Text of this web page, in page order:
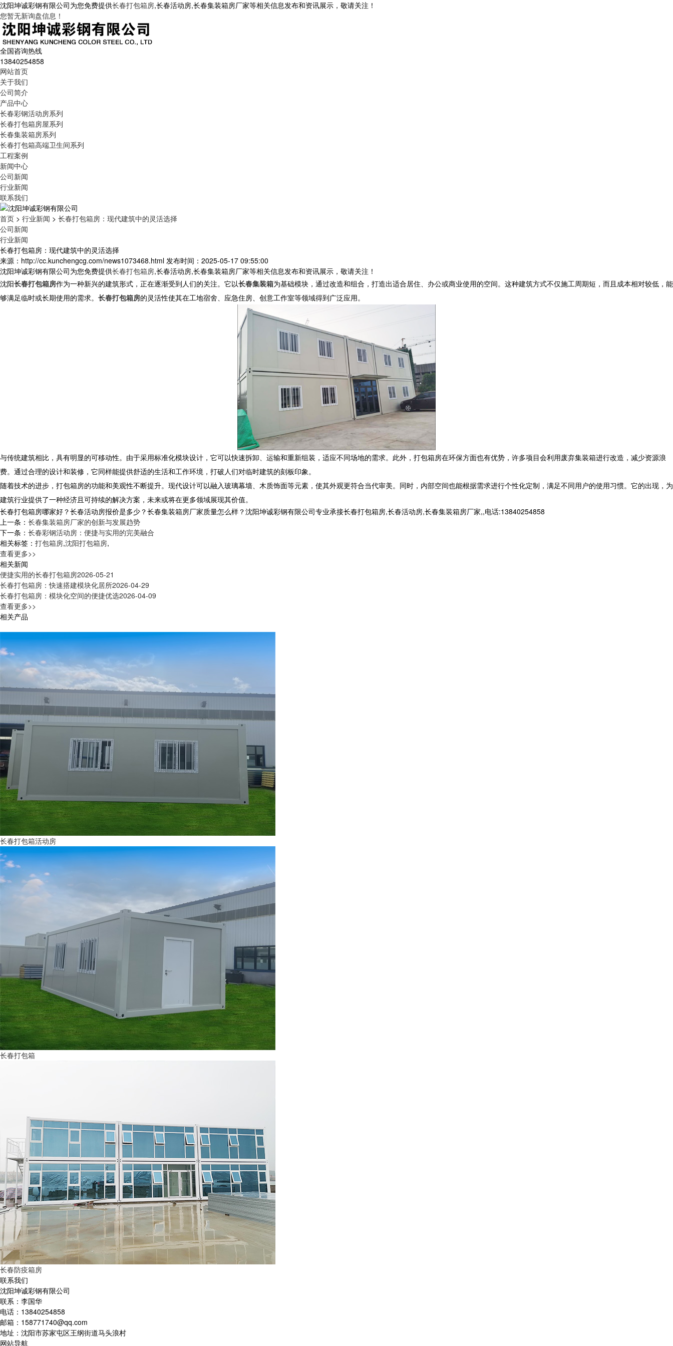
沈阳坤诚彩钢有限公司为您免费提供长春打包箱房,长春活动房,长春集装箱房厂家等相关信息发布和资讯展示，敬请关注！
您暂无新询盘信息！
全国咨询热线
13840254858
网站首页
关于我们
公司简介
产品中心
长春彩钢活动房系列
长春打包箱房屋系列
长春集装箱房系列
长春打包箱高端卫生间系列
工程案例
新闻中心
公司新闻
行业新闻
联系我们
首页 > 行业新闻 > 长春打包箱房：现代建筑中的灵活选择
公司新闻
行业新闻
长春打包箱房：现代建筑中的灵活选择
来源：http://cc.kunchengcg.com/news1073468.html 发布时间：2025-05-17 09:55:00
沈阳坤诚彩钢有限公司为您免费提供长春打包箱房,长春活动房,长春集装箱房厂家等相关信息发布和资讯展示，敬请关注！
沈阳长春打包箱房作为一种新兴的建筑形式，正在逐渐受到人们的关注。它以长春集装箱为基础模块，通过改造和组合，打造出适合居住、办公或商业使用的空间。这种建筑方式不仅施工周期短，而且成本相对较低，能
够满足临时或长期使用的需求。 长春打包箱房的灵活性使其在工地宿舍、应急住房、创意工作室等领域得到广泛应用。
与传统建筑相比，具有明显的可移动性。由于采用标准化模块设计，它可以快速拆卸、运输和重新组装，适应不同场地的需求。此外，打包箱房在环保方面也有优势，许多项目会利用废弃集装箱进行改造，减少资源浪
费。通过合理的设计和装修，它同样能提供舒适的生活和工作环境，打破人们对临时建筑的刻板印象。
随着技术的进步，打包箱房的功能和美观性不断提升。现代设计可以融入玻璃幕墙、木质饰面等元素，使其外观更符合当代审美。同时，内部空间也能根据需求进行个性化定制，满足不同用户的使用习惯。它的出现，为
建筑行业提供了一种经济且可持续的解决方案，未来或将在更多领域展现其价值。
长春打包箱房哪家好？长春活动房报价是多少？长春集装箱房厂家质量怎么样？沈阳坤诚彩钢有限公司专业承接长春打包箱房,长春活动房,长春集装箱房厂家,,电话:13840254858
上一条： 长春集装箱房厂家的创新与发展趋势
下一条： 长春彩钢活动房：便捷与实用的完美融合
相关标签： 打包箱房,沈阳打包箱房,
查看更多>>
相关新闻
便捷实用的长春打包箱房2026-05-21
长春打包箱房：快速搭建模块化居所2026-04-29
长春打包箱房：模块化空间的便捷优选2026-04-09
查看更多>>
相关产品
长春打包箱活动房
长春打包箱
长春防疫箱房
联系我们
沈阳坤诚彩钢有限公司
联系：李国华
电话：13840254858
邮箱：158771740@qq.com
地址：沈阳市苏家屯区王纲街道马头浪村
网站导航